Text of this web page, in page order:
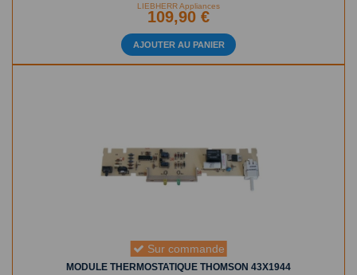
LIEBHERR Appliances
109,90 €
AJOUTER AU PANIER
Sur commande
MODULE THERMOSTATIQUE THOMSON 43X1944